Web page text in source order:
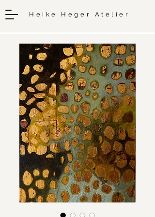
Heike Heger Atelier